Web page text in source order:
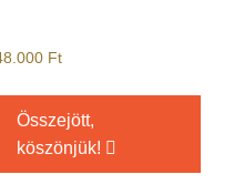
Ft
Összejött,
köszönjük!